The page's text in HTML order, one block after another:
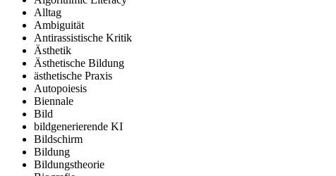
Alltag
Ambiguität
Antirassistische Kritik
Ästhetik
Ästhetische Bildung
ästhetische Praxis
Autopoiesis
Biennale
Bild
bildgenerierende KI
Bildschirm
Bildung
Bildungstheorie